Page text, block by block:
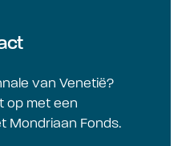
van Venetië?
op met een
Mondriaan Fonds.